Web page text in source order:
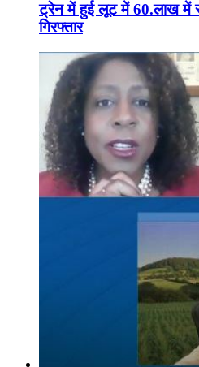
ट्रेन में हुई लूट में 60.लाख में
गिरफ्तार